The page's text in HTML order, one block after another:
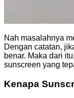
Nah masalahnya
Dengan catatan,
benar. Maka dari
sunscreen yang
Kenapa